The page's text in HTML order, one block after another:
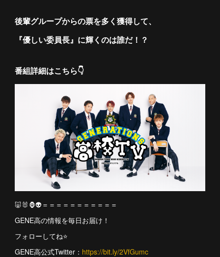
後輩グループからの票を多く獲得して、
『優しい委員長』に輝くのは誰だ！？
番組詳細はこちら👇
🐷🐰🦍👽＝＝＝＝＝＝＝＝＝＝＝
GENE高の情報を毎日お届け！
フォローしてね⭐️
GENE高公式Twitter： https://bit.ly/2VfGumc